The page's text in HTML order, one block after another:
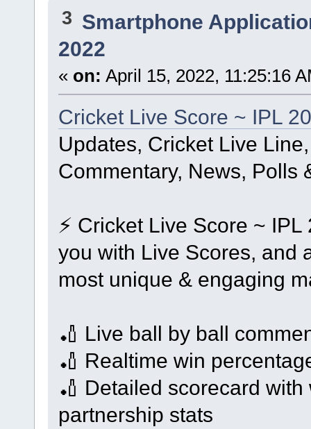
3 Smartphone
2022
« on: April 15, 2022, 11:25:16
Cricket Live Score ~ IPL
Updates, Cricket Live
Commentary, News, Polls
⚡️ Cricket Live Score ~
you with Live Scores, and
most unique & engaging
🏏 Live ball by ball
🏏 Realtime win
🏏 Detailed scorecard
partnership stats